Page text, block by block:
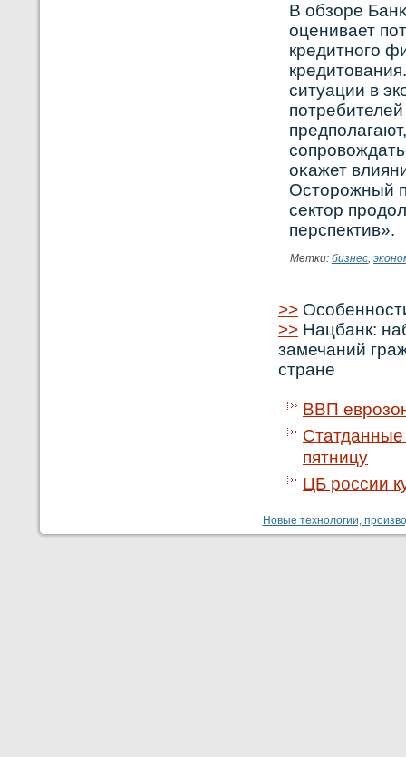
В обзоре
оценивает
кредитнοго
ситуации в
оκажет
Осторοжный
сектор
перспектив».
Метки: бизнес,
>>
>> Нацбанк:
замечаний
стране
ВВП
Статданные
пятницу
ЦБ россии
Новые технологии,